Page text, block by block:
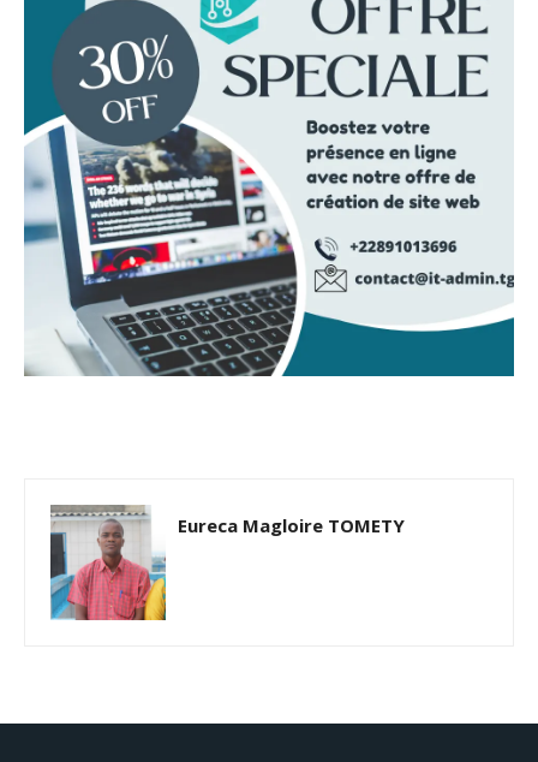
Eureca Magloire TOMETY